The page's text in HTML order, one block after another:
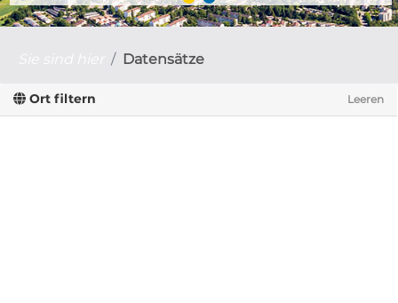
Datensätze
Ort filtern Leeren